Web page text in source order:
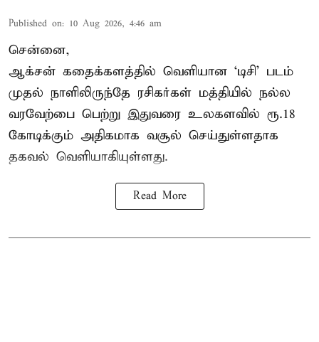
Published on: 10 Aug 2026, 4:46 am
சென்னை,
ஆக்சன் கதைக்களத்தில் வெளியான ‘டிசி’ படம்
முதல் நாளிலிருந்தே ரசிகர்கள் மத்தியில் நல்ல
வரவேற்பை பெற்று இதுவரை உலகளவில் ரூ.18
கோடிக்கும் அதிகமாக வசூல் செய்துள்ளதாக
தகவல் வெளியாகியுள்ளது.
Read More